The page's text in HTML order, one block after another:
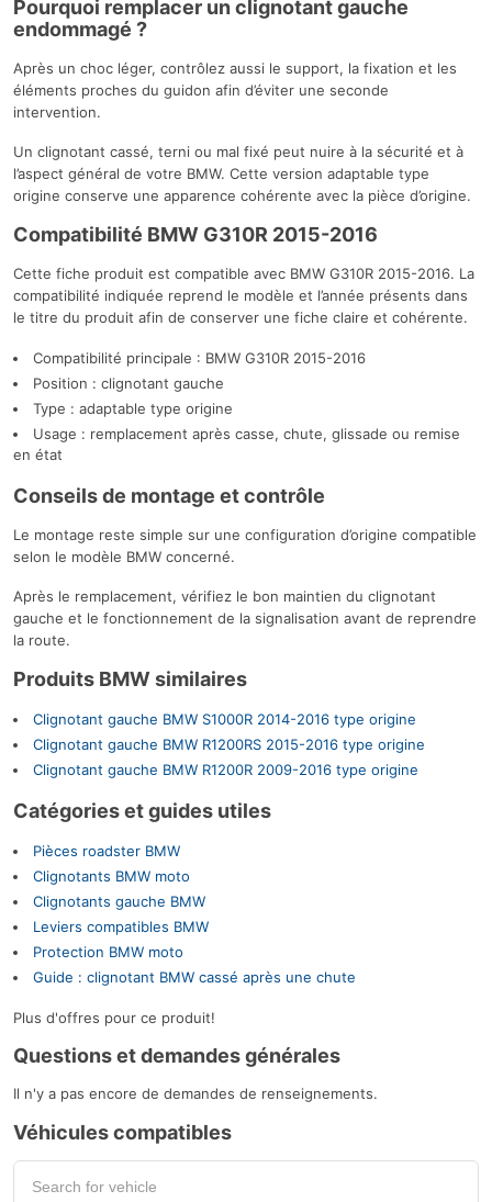
Pourquoi remplacer un clignotant gauche
endommagé ?
Après un choc léger, contrôlez aussi le support, la fixation et les
éléments proches du guidon afin d’éviter une seconde
intervention.
Un clignotant cassé, terni ou mal fixé peut nuire à la sécurité et à
l’aspect général de votre BMW. Cette version adaptable type
origine conserve une apparence cohérente avec la pièce d’origine.
Compatibilité BMW G310R 2015-2016
Cette fiche produit est compatible avec BMW G310R 2015-2016. La
compatibilité indiquée reprend le modèle et l’année présents dans
le titre du produit afin de conserver une fiche claire et cohérente.
Compatibilité principale : BMW G310R 2015-2016
Position : clignotant gauche
Type : adaptable type origine
Usage : remplacement après casse, chute, glissade ou remise
en état
Conseils de montage et contrôle
Le montage reste simple sur une configuration d’origine compatible
selon le modèle BMW concerné.
Après le remplacement, vérifiez le bon maintien du clignotant
gauche et le fonctionnement de la signalisation avant de reprendre
la route.
Produits BMW similaires
Clignotant gauche BMW S1000R 2014-2016 type origine
Clignotant gauche BMW R1200RS 2015-2016 type origine
Clignotant gauche BMW R1200R 2009-2016 type origine
Catégories et guides utiles
Pièces roadster BMW
Clignotants BMW moto
Clignotants gauche BMW
Leviers compatibles BMW
Protection BMW moto
Guide : clignotant BMW cassé après une chute
Plus d'offres pour ce produit!
Questions et demandes générales
Il n'y a pas encore de demandes de renseignements.
Véhicules compatibles